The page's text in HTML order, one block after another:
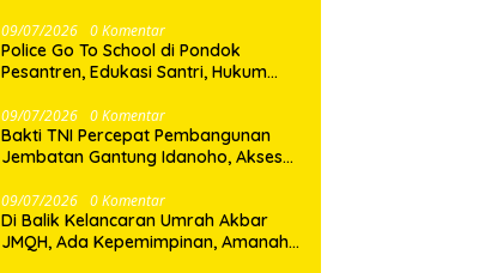
09/07/2026 0 Komentar
Police Go To School di Pondok
Pesantren, Edukasi Santri, Hukum
Muda
09/07/2026 0 Komentar
Bakti TNI Percepat Pembangunan
Jembatan Gantung Idanoho, Akses
Pulih
09/07/2026 0 Komentar
Di Balik Kelancaran Umrah Akbar
JMQH, Ada Kepemimpinan, Amanah,